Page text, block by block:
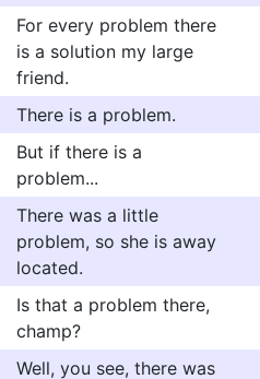
For every problem there
is a solution my large
friend.
There is a problem.
But if there is a
problem...
There was a little
problem, so she is away
located.
Is that a problem there,
champ?
Well, you see, there was